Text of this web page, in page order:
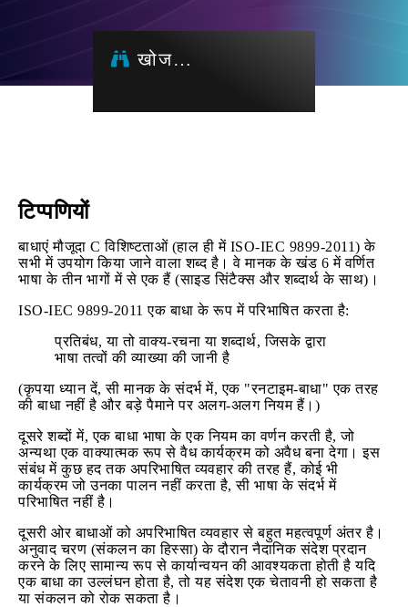
खोज…
टिप्पणियों
बाधाएं मौजूदा C विशिष्टताओं (हाल ही में ISO-IEC 9899-2011) के
सभी में उपयोग किया जाने वाला शब्द है। वे मानक के खंड 6 में वर्णित
भाषा के तीन भागों में से एक हैं (साइड सिंटैक्स और शब्दार्थ के साथ)।
ISO-IEC 9899-2011 एक बाधा के रूप में परिभाषित करता है:
प्रतिबंध, या तो वाक्य-रचना या शब्दार्थ, जिसके द्वारा
भाषा तत्वों की व्याख्या की जानी है
(कृपया ध्यान दें, सी मानक के संदर्भ में, एक "रनटाइम-बाधा" एक तरह
की बाधा नहीं है और बड़े पैमाने पर अलग-अलग नियम हैं।)
दूसरे शब्दों में, एक बाधा भाषा के एक नियम का वर्णन करती है, जो
अन्यथा एक वाक्यात्मक रूप से वैध कार्यक्रम को अवैध बना देगा। इस
संबंध में कुछ हद तक अपरिभाषित व्यवहार की तरह हैं, कोई भी
कार्यक्रम जो उनका पालन नहीं करता है, सी भाषा के संदर्भ में
परिभाषित नहीं है।
दूसरी ओर बाधाओं को अपरिभाषित व्यवहार से बहुत महत्वपूर्ण अंतर है।
अनुवाद चरण (संकलन का हिस्सा) के दौरान नैदानिक संदेश प्रदान
करने के लिए सामान्य रूप से कार्यान्वयन की आवश्यकता होती है यदि
एक बाधा का उल्लंघन होता है, तो यह संदेश एक चेतावनी हो सकता है
या संकलन को रोक सकता है।